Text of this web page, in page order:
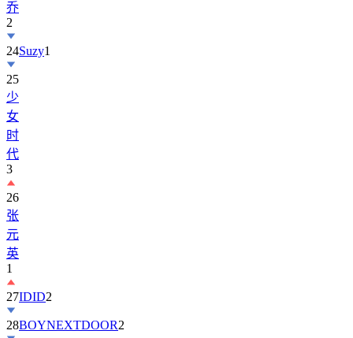
乔
2
24Suzy1
25
少
女
时
代
3
26
张
元
英
1
27IDID2
28BOYNEXTDOOR2